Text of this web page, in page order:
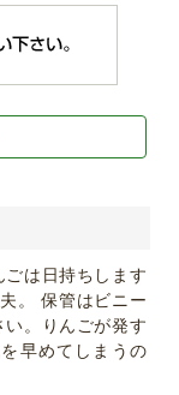
は日持ちします
。 保管はビニー
。りんごが発す
早めてしまうの